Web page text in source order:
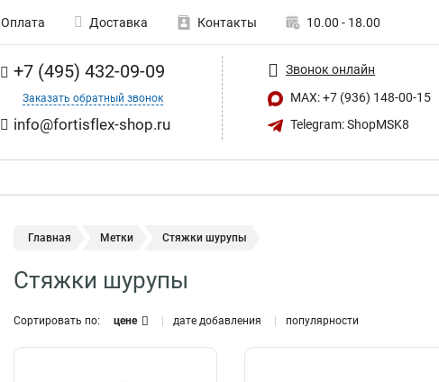
Оплата Доставка Контакты 10.00 - 18.00
+7 (495) 432-09-09
Заказать обратный звонок
info@fortisflex-shop.ru
Звонок онлайн
MAX: +7 (936) 148-00-15
Telegram: ShopMSK8
Главная Метки Стяжки шурупы
Стяжки шурупы
Сортировать по: цене дате добавления популярности